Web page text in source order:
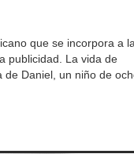
que se incorpora a
publicidad. La vida de
de Daniel, un niño de